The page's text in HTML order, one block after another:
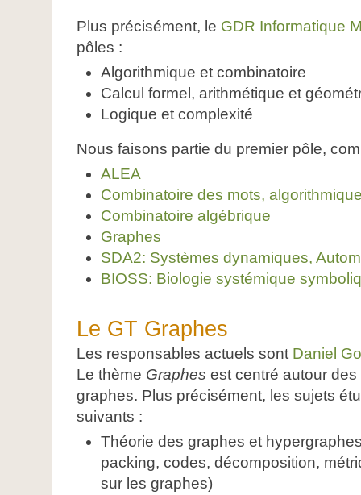
Plus précisément, le GDR Informatique
pôles :
Algorithmique et combinatoire
Calcul formel, arithmétique et
Logique et complexité
Nous faisons partie du premier pôle,
ALEA
Combinatoire des mots,
Combinatoire algébrique
Graphes
SDA2: Systèmes dynamiques,
BIOSS: Biologie systémique
Le GT Graphes
Les responsables actuels sont Daniel
Le thème Graphes est centré autour
graphes. Plus précisément, les sujets
suivants :
Théorie des graphes et
packing, codes, décomposition,
sur les graphes)